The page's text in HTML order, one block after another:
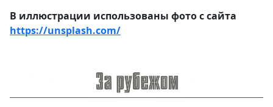
В иллюстрации использованы фото с сайта
https://unsplash.com/